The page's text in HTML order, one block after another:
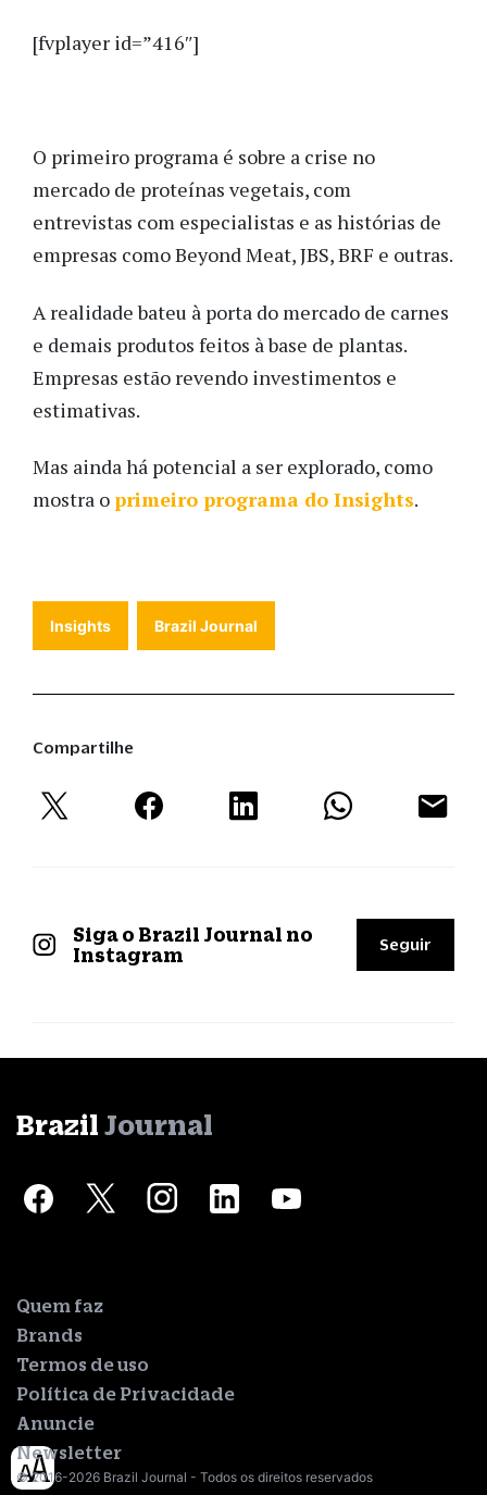
[fvplayer id=”416″]
O primeiro programa é sobre a crise no
mercado de proteínas vegetais, com
entrevistas com especialistas e as histórias de
empresas como Beyond Meat, JBS, BRF e outras.
A realidade bateu à porta do mercado de carnes
e demais produtos feitos à base de plantas.
Empresas estão revendo investimentos e
estimativas.
Mas ainda há potencial a ser explorado, como
mostra oprimeiro programa do Insights.
Insights Brazil Journal
Compartilhe
Siga o Brazil Journal no
Instagram
Seguir
Brazil Journal
Quem faz
Brands
Termos de uso
Política de Privacidade
Anuncie
Newsletter
© 2016-2026 Brazil Journal - Todos os direitos reservados